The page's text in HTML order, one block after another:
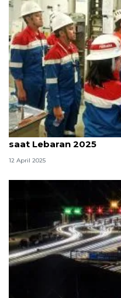
Nusantara Regas
saat Lebaran 2025
12 April 2025